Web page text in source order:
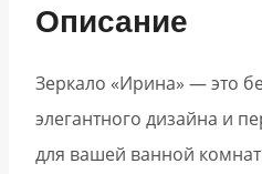
Описание
Зеркало «Ирина» — это
элегантного дизайна и
для вашей ванной